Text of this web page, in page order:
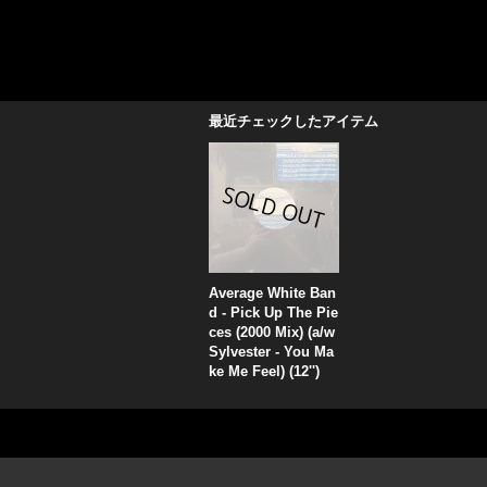
最近チェックしたアイテム
Average White Ban
d - Pick Up The Pie
ces (2000 Mix) (a/w
Sylvester - You Ma
ke Me Feel) (12'')